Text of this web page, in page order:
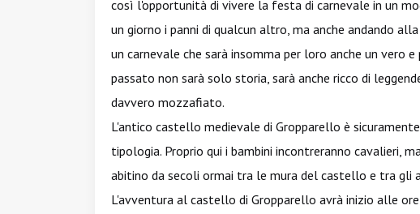
così l'opportunità di vivere la festa di carnevale in un
un giorno i panni di qualcun altro, ma anche andando
un carnevale che sarà insomma per loro anche un
passato non sarà solo storia, sarà anche ricco di
davvero mozzafiato.
L'antico castello medievale di Gropparello è
tipologia. Proprio qui i bambini incontreranno cavalieri,
abitino da secoli ormai tra le mura del castello e tra gli
L'avventura al castello di Gropparello avrà inizio alle